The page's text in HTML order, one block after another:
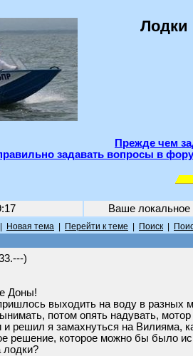
Лодки
Прежде чем
задавать вопросы в
Ваше
Новая тема Перейти к теме Поиск
)
Доны!
выходить на воду в разных
потом опять надувать,
и решил я замахнуться на Вилияма,
решение, которое можно бы было
лодки?